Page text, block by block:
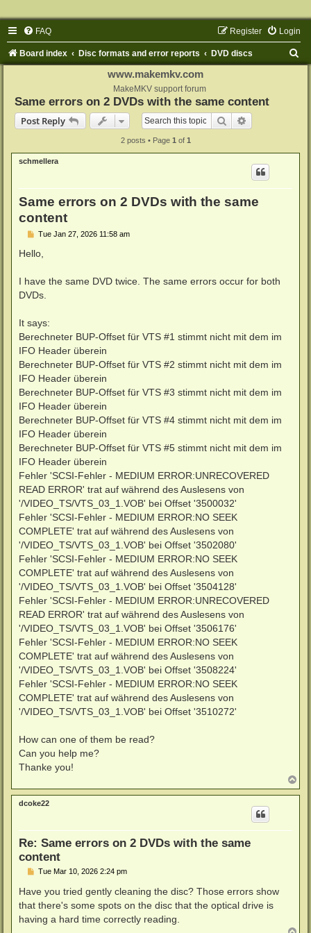
FAQ Login
Register
Board index Disc formats and error reports DVD discs
www.makemkv.com
MakeMKV support forum
Same errors on 2 DVDs with the same content
Post Reply
Search
2 posts • Page 1 of 1
schmellera
Same errors on 2 DVDs with the same
content
P
s
Tue Jan 27, 2026 11:58 am
Hello,
I have the same DVD twice. The same errors occur for both
DVDs.
It says:
Berechneter BUP-Offset für VTS #1 stimmt nicht mit dem im
IFO Header überein
Berechneter BUP-Offset für VTS #2 stimmt nicht mit dem im
IFO Header überein
Berechneter BUP-Offset für VTS #3 stimmt nicht mit dem im
IFO Header überein
Berechneter BUP-Offset für VTS #4 stimmt nicht mit dem im
IFO Header überein
Berechneter BUP-Offset für VTS #5 stimmt nicht mit dem im
IFO Header überein
Fehler 'SCSI-Fehler - MEDIUM ERROR:UNRECOVERED
READ ERROR' trat auf während des Auslesens von
'/VIDEO_TS/VTS_03_1.VOB' bei Offset '3500032'
Fehler 'SCSI-Fehler - MEDIUM ERROR:NO SEEK
COMPLETE' trat auf während des Auslesens von
'/VIDEO_TS/VTS_03_1.VOB' bei Offset '3502080'
Fehler 'SCSI-Fehler - MEDIUM ERROR:NO SEEK
COMPLETE' trat auf während des Auslesens von
'/VIDEO_TS/VTS_03_1.VOB' bei Offset '3504128'
Fehler 'SCSI-Fehler - MEDIUM ERROR:UNRECOVERED
READ ERROR' trat auf während des Auslesens von
'/VIDEO_TS/VTS_03_1.VOB' bei Offset '3506176'
Fehler 'SCSI-Fehler - MEDIUM ERROR:NO SEEK
COMPLETE' trat auf während des Auslesens von
'/VIDEO_TS/VTS_03_1.VOB' bei Offset '3508224'
Fehler 'SCSI-Fehler - MEDIUM ERROR:NO SEEK
COMPLETE' trat auf während des Auslesens von
'/VIDEO_TS/VTS_03_1.VOB' bei Offset '3510272'
How can one of them be read?
Can you help me?
Thanke you!
o
p
dcoke22
Re: Same errors on 2 DVDs with the same
content
P
s
Tue Mar 10, 2026 2:24 pm
Have you tried gently cleaning the disc? Those errors show
that there's some spots on the disc that the optical drive is
having a hard time correctly reading.